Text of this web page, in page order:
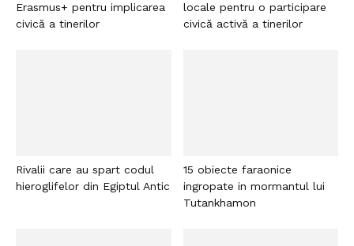
Erasmus+ pentru implicarea
civică a tinerilor
locale pentru o participare
civică activă a tinerilor
Rivalii care au spart codul
hieroglifelor din Egiptul Antic
15 obiecte faraonice
ingropate in mormantul lui
Tutankhamon